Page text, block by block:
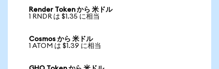
Render Token から 米ドル
1 RNDR は $1.35 に相当
Cosmos から 米ドル
1 ATOM は $1.39 に相当